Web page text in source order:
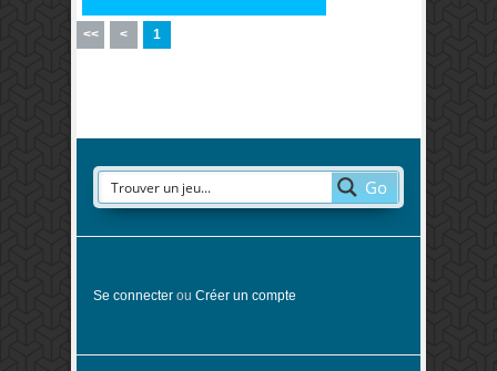
<< < 1
Go
Se connecter ou Créer un compte